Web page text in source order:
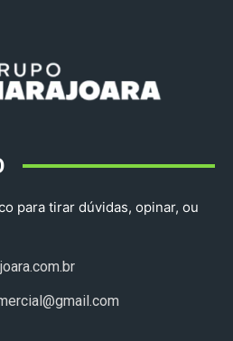
para tirar dúvidas, opinar, ou